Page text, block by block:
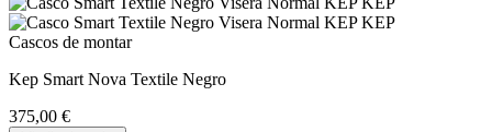
Cascos de montar
Kep Smart Nova Textile Negro
375,00 €